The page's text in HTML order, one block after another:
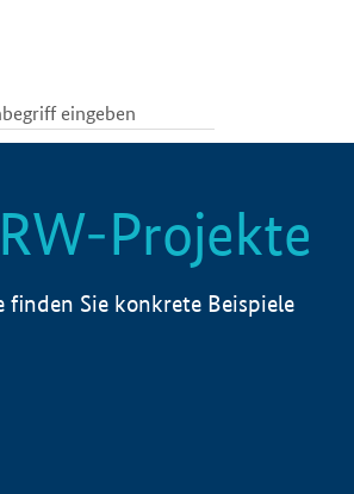
Projekte
Sie konkrete Beispiele